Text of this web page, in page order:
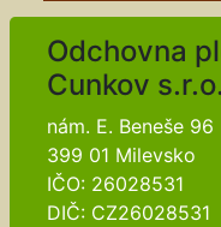
Odchovna
Cunkov s.r.o.
nám. E. Beneše 96
399 01 Milevsko
IČO: 26028531
DIČ: CZ26028531